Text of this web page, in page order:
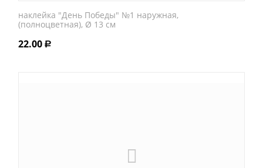
наклейка "День Победы" №1 наружная,
(полноцветная), Ø 13 см
22.00 Р